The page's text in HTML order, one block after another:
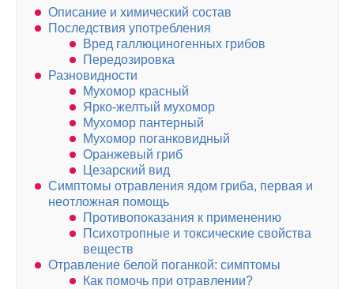
Описание и химический состав
Последствия употребления
Вред галлюциногенных грибов
Передозировка
Разновидности
Мухомор красный
Ярко-желтый мухомор
Мухомор пантерный
Мухомор поганковидный
Оранжевый гриб
Цезарский вид
Симптомы отравления ядом гриба, первая и
неотложная помощь
Противопоказания к применению
Психотропные и токсические свойства
веществ
Отравление белой поганкой: симптомы
Как помочь при отравлении?